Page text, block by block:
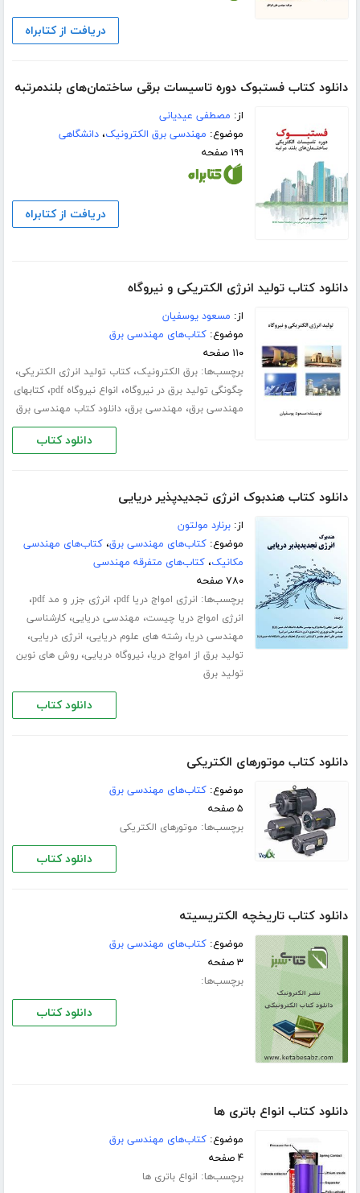
دریافت از کتابراه
دانلود کتاب فستبوک دوره تاسیسات برقی ساختمان‌های بلندمرتبه
از: مصطفی عیدیانی
موضوع: مهندسی برق الکترونیک،دانشگاهی
۱۹۹ صفحه
دریافت از کتابراه
دانلود کتاب تولید انرژی الکتریکی و نیروگاه
از: مسعود یوسفیان
موضوع:کتاب‌های مهندسی برق
۱۱۰ صفحه
برچسب‌ها:برق الکترونیک،کتاب تولید انرژی الکتریکی،
چگونگی تولید برق در نیروگاه، انواع نیروگاه pdf ،کتابهای
مهندسی برق، مهندسی برق،دانلود کتاب مهندسی برق
دانلود کتاب
دانلود کتاب هندبوک انرژی تجدیدپذیر دریایی
از:برنارد مولتون
موضوع:کتاب‌های مهندسی برق،کتاب‌های مهندسی
مکانیک،کتاب‌های متفرقه مهندسی
۷۸۰ صفحه
برچسب‌ها: انرژی امواج دریا pdf ، انرژی جزر و مد pdf ،
انرژی امواج دریا چیست، مهندسی دریایی،کارشناسی
مهندسی دریا،رشته های علوم دریایی، انرژی دریایی،
تولید برق از امواج دریا،نیروگاه دریایی،روش های نوین
تولید برق
دانلود کتاب
دانلود کتاب موتورهای الکتریکی
موضوع:کتاب‌های مهندسی برق
۵ صفحه
برچسب‌ها: موتورهای الکتریکی
دانلود کتاب
دانلود کتاب تاریخچه الکتریسیته
موضوع:کتاب‌های مهندسی برق
۳ صفحه
برچسب‌ها:
دانلود کتاب
دانلود کتاب انواع باتری ها
موضوع:کتاب‌های مهندسی برق
۴ صفحه
برچسب‌ها: انواع باتری ها